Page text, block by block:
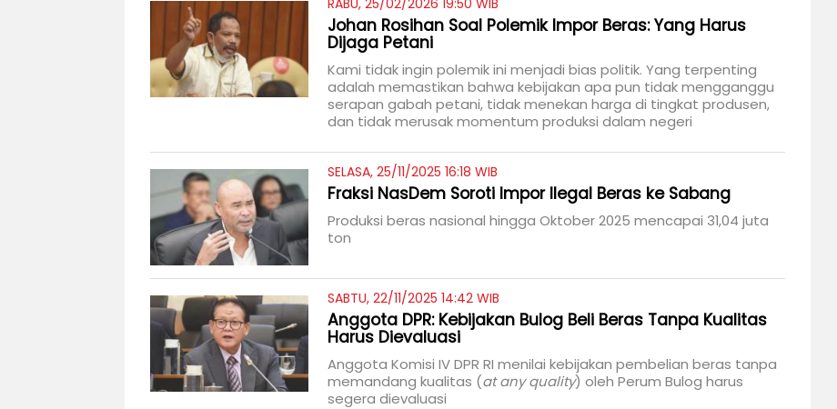
RABU, 25/02/2026 19:50 WIB
Johan Rosihan Soal Polemik Impor Beras: Yang Harus
Dijaga Petani
Kami tidak ingin polemik ini menjadi bias politik. Yang terpenting
adalah memastikan bahwa kebijakan apa pun tidak mengganggu
serapan gabah petani, tidak menekan harga di tingkat produsen,
dan tidak merusak momentum produksi dalam negeri
SELASA, 25/11/2025 16:18 WIB
Fraksi NasDem Soroti Impor Ilegal Beras ke Sabang
Produksi beras nasional hingga Oktober 2025 mencapai 31,04 juta
ton
SABTU, 22/11/2025 14:42 WIB
Anggota DPR: Kebijakan Bulog Beli Beras Tanpa Kualitas
Harus Dievaluasi
Anggota Komisi IV DPR RI menilai kebijakan pembelian beras tanpa
memandang kualitas (at any quality) oleh Perum Bulog harus
segera dievaluasi